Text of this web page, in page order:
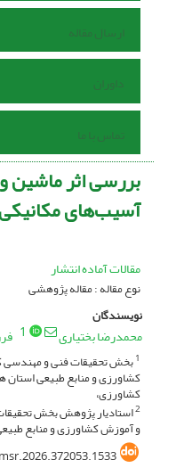
ارسال مقاله
داوران
تماس با ما
بررسی اثر
آسیب‌های
مقالات آماده انتشار
نوع مقاله : مقاله پژوهشی
نویسندگان
محمدرضا بختیاری 1
1بخش تحقیقات فنی و مهندسی
کشاورزی و منابع طبیعی استان
کشاورزی،
2استادیار پژوهش بخش
و آموزش کشاورزی و منابع